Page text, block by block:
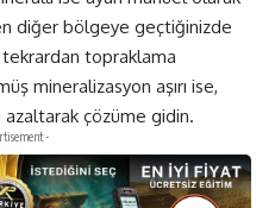
diğer bölgeye geçtiğinizde
tekrardan topraklama
mineralizasyon aşırı ise,
çözüme gidin.
-